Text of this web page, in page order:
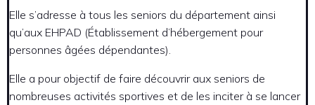
Elle s’adresse à tous les seniors du département ainsi
qu’aux EHPAD (Établissement d’hébergement pour
personnes âgées dépendantes).
Elle a pour objectif de faire découvrir aux seniors de
nombreuses activités sportives et de les inciter à se lancer